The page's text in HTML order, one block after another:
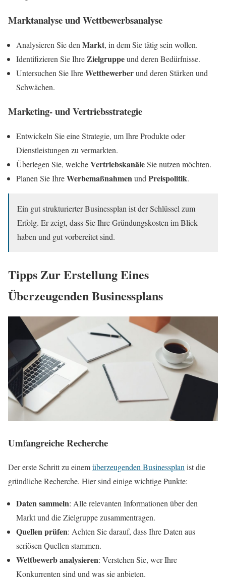
Marktanalyse und Wettbewerbsanalyse
Analysieren Sie den Markt, in dem Sie tätig sein wollen.
Identifizieren Sie Ihre Zielgruppeund deren Bedürfnisse.
Untersuchen Sie IhreWettbewerberund deren Stärken und
Schwächen.
Marketing- und Vertriebsstrategie
Entwickeln Sie eine Strategie, um Ihre Produkte oder
Dienstleistungen zu vermarkten.
Überlegen Sie, welcheVertriebskanäleSie nutzen möchten.
Planen Sie IhreWerbemaßnahmenund Preispolitik.
Ein gut strukturierter Businessplan ist der Schlüssel zum
Erfolg. Er zeigt, dass Sie Ihre Gründungskosten im Blick
haben und gut vorbereitet sind.
Tipps Zur Erstellung Eines
Überzeugenden Businessplans
Umfangreiche Recherche
Der erste Schritt zu einemüberzeugenden Businessplanist die
gründliche Recherche. Hier sind einige wichtige Punkte:
Daten sammeln: Alle relevanten Informationen über den
Markt und die Zielgruppe zusammentragen.
Quellen prüfen: Achten Sie darauf, dass Ihre Daten aus
seriösen Quellen stammen.
Wettbewerb analysieren: Verstehen Sie, wer Ihre
Konkurrenten sind und was sie anbieten.